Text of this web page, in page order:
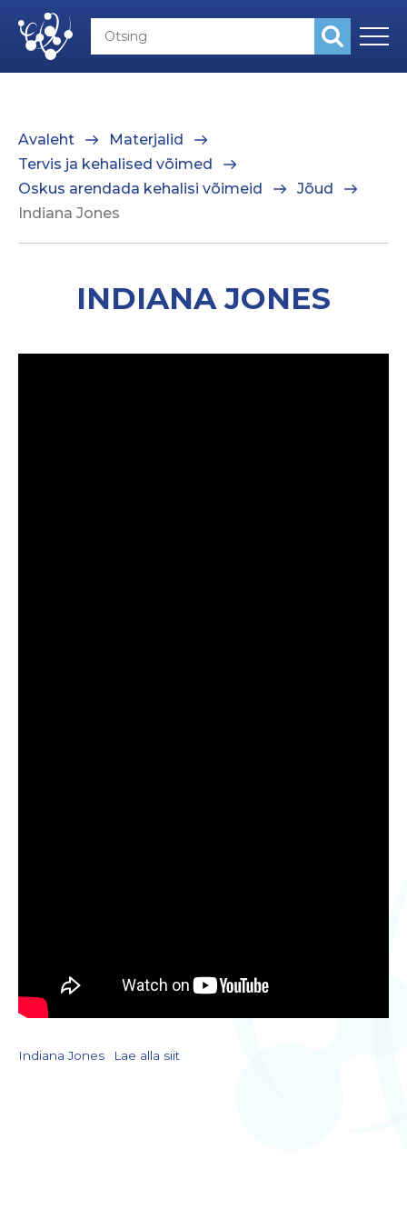
Avaleht
Materjalid
Tervis ja kehalised võimed
Oskus arendada kehalisi võimeid
Jõud
Indiana Jones
INDIANA JONES
Indiana Jones Lae alla siit